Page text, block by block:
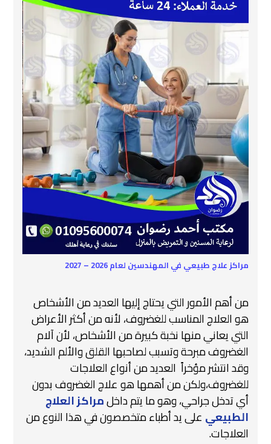
مراكز علاج طبيعي في المهندسين لعام 2026 – 2027
من أهم الأمور التي يحتاج إليها العديد من الأشخاص
هو العلاج المناسب للغضروف، لأنه من أكثر الأعراض
التي يعاني منها نخبة كبيرة من الأشخاص، لأن آلام
الغضروف مبرحة وتسبب لصاحبها القلق والألم الشديد،
وقد انتشر مؤخراً العديد من أنواع العلاجات
للغضروف،ولكن من أهمها هو علاج الغضروف بدون
أي تدخل جراحي، وهو ما يتم داخلمراكز العلاج
الطبيعي على يد أطباء متخصصون في هذا النوع من
العلاجات.